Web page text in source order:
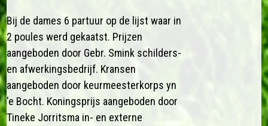
Bij de dames 6 partuur op de lijst waar in
2 poules werd gekaatst. Prijzen
aangeboden door Gebr. Smink schilders-
en afwerkingsbedrijf. Kransen
aangeboden door keurmeesterkorps yn
'e Bocht. Koningsprijs aangeboden door
Tineke Jorritsma in- en externe